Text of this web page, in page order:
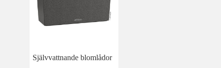
Självvattnande blomlådor